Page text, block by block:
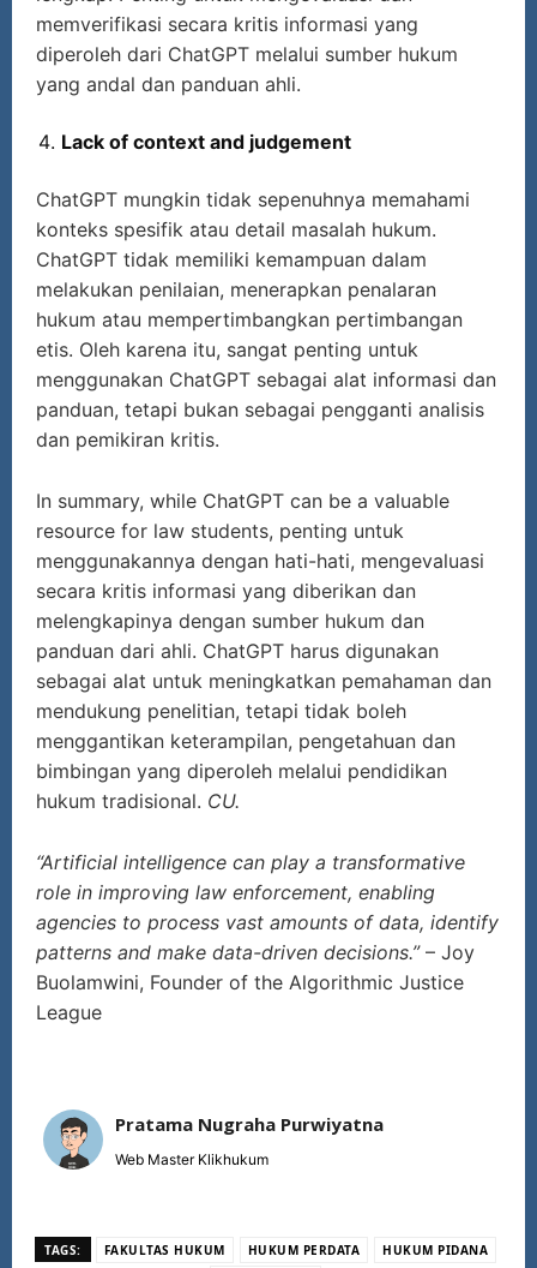
memverifikasi secara kritis informasi yang
diperoleh dari ChatGPT melalui sumber hukum
yang andal dan panduan ahli.
Lack of context and judgement
ChatGPT mungkin tidak sepenuhnya memahami
konteks spesifik atau detail masalah hukum.
ChatGPT tidak memiliki kemampuan dalam
melakukan penilaian, menerapkan penalaran
hukum atau mempertimbangkan pertimbangan
etis. Oleh karena itu, sangat penting untuk
menggunakan ChatGPT sebagai alat informasi dan
panduan, tetapi bukan sebagai pengganti analisis
dan pemikiran kritis.
In summary, while ChatGPT can be a valuable
resource for law students, penting untuk
menggunakannya dengan hati-hati, mengevaluasi
secara kritis informasi yang diberikan dan
melengkapinya dengan sumber hukum dan
panduan dari ahli. ChatGPT harus digunakan
sebagai alat untuk meningkatkan pemahaman dan
mendukung penelitian, tetapi tidak boleh
menggantikan keterampilan, pengetahuan dan
bimbingan yang diperoleh melalui pendidikan
hukum tradisional. CU.
“Artificial intelligence can play a transformative
role in improving law enforcement, enabling
agencies to process vast amounts of data, identify
patterns and make data-driven decisions.”– Joy
Buolamwini, Founder of the Algorithmic Justice
League
Pratama Nugraha Purwiyatna
Web Master Klikhukum
TAGS: FAKULTAS HUKUM HUKUM PERDATA
HUKUM PIDANA